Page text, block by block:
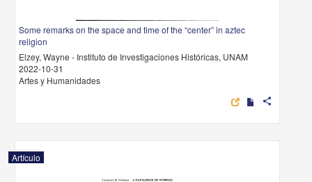
Some remarks on the space and time of the “center” in aztec
religion
Elzey, Wayne - Instituto de Investigaciones Históricas, UNAM
2022-10-31
Artes y Humanidades
share
Artículo